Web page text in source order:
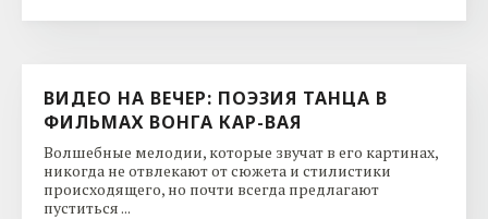
ВИДЕО НА ВЕЧЕР: ПОЭЗИЯ ТАНЦА В
ФИЛЬМАХ ВОНГА КАР-ВАЯ
Волшебные мелодии, которые звучат в его картинах,
никогда не отвлекают от сюжета и стилистики
происходящего, но почти всегда предлагают
пуститься ...